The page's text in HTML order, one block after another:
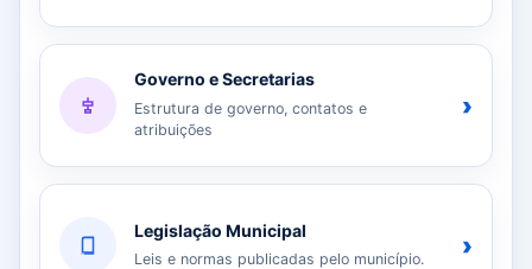
Governo e Secretarias
Estrutura de governo, contatos e
atribuições
›
Legislação Municipal
Leis e normas publicadas pelo município. ›